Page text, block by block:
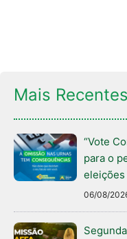
Mais Recentes
“Vote
para o
06/08/